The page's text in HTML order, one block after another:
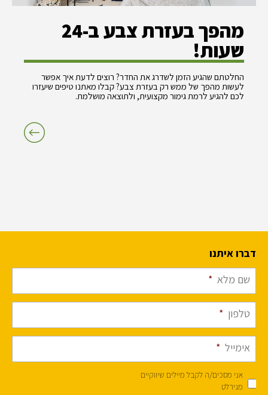
מהפך בעזרת צבע ב-24
שעות!
החלטתם שהגיע הזמן לשדרג את החדר? רוצים לדעת איך אפשר
לעשות מהפך של ממש רק בעזרת צבע? קבלו מאתנו טיפים שיעזרו
לכם להגיע לרמת גימור מקצועית, ולתוצאה מושלמת.
דברו איתנו
שם מלא *
טלפון *
אימייל *
אני מסכים/ה לקבל מיילים שיווקיים
מנירלט